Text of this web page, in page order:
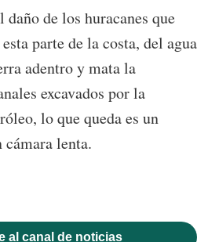
daño de los huracanes que
parte de la costa, del agua
adentro y mata la
excavados por la
lo que queda es un
cámara lenta.
al canal de noticias